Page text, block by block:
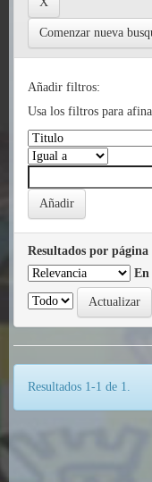
Comenzar nueva
Añadir filtros:
Usa los filtros para
Resultados por página
En
Resultados 1-1 de 1.